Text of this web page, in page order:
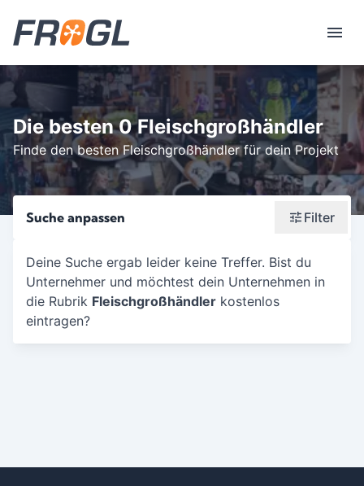
Die besten 0 Fleischgroßhändler
Finde den besten Fleischgroßhändler für dein Projekt
Suche anpassen Filter
Wonach suchst du?
Stadt oder Postleitzahl
Deine Suche ergab leider keine Treffer. Bist du
Unternehmer und möchtest dein Unternehmen in
die Rubrik Fleischgroßhändler kostenlos
eintragen?